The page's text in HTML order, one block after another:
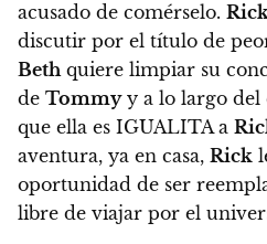
acusado de comérselo.
discutir por el título de
Bethquiere limpiar su
de Tommyy a lo largo del
que ella es IGUALITA a
aventura, ya en casa, Rick
oportunidad de ser
libre de viajar por el